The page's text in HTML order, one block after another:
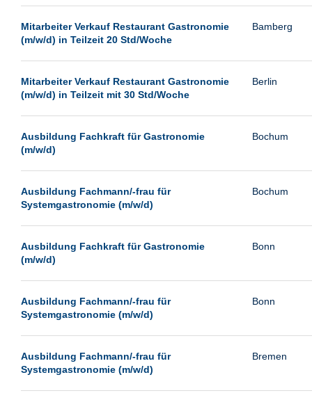
Mannheim
München
Neu-Isenburg
Neubrandenburg
Neumünster
Paderborn
Passau
Pforzheim
Schwerin
Siegburg
Siegen
Mitarbeiter Verkauf Restaurant Gastronomie
(m/w/d) in Teilzeit 20 Std/Woche
Bamberg
Mitarbeiter Verkauf Restaurant Gastronomie
(m/w/d) in Teilzeit mit 30 Std/Woche
Berlin
Ausbildung Fachkraft für Gastronomie
(m/w/d)
Bochum
Ausbildung Fachmann/-frau für
Systemgastronomie (m/w/d)
Bochum
Ausbildung Fachkraft für Gastronomie
(m/w/d)
Bonn
Ausbildung Fachmann/-frau für
Systemgastronomie (m/w/d)
Bonn
Ausbildung Fachmann/-frau für
Systemgastronomie (m/w/d)
Bremen